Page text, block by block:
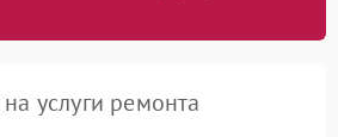
услуги ремонта